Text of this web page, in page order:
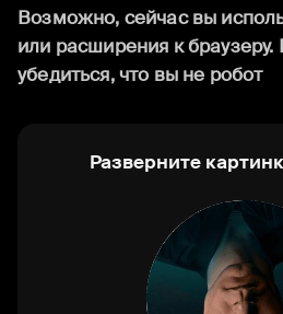
Возможно, сейчас вы
или расширения к
убедиться, что вы не робот
Разверните